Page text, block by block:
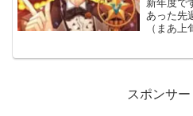
新年度で
あった先
（まあ
スポンサー